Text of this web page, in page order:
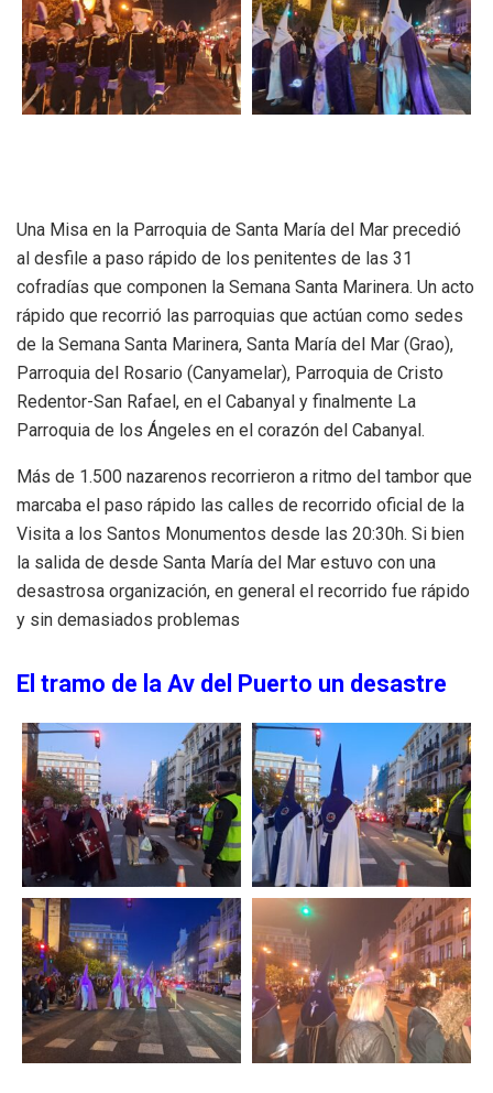
Una Misa en la Parroquia de Santa María del Mar precedió
al desfile a paso rápido de los penitentes de las 31
cofradías que componen la Semana Santa Marinera. Un acto
rápido que recorrió las parroquias que actúan como sedes
de la Semana Santa Marinera, Santa María del Mar (Grao),
Parroquia del Rosario (Canyamelar), Parroquia de Cristo
Redentor-San Rafael, en el Cabanyal y finalmente La
Parroquia de los Ángeles en el corazón del Cabanyal.
Más de 1.500 nazarenos recorrieron a ritmo del tambor que
marcaba el paso rápido las calles de recorrido oficial de la
Visita a los Santos Monumentos desde las 20:30h. Si bien
la salida de desde Santa María del Mar estuvo con una
desastrosa organización, en general el recorrido fue rápido
y sin demasiados problemas
El tramo de la Av del Puerto un desastre